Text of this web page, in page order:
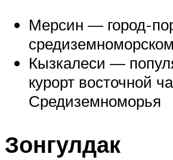
Мерсин — город-
Кызкалеси —
курорт восточной
Средиземноморья
Зонгулдак